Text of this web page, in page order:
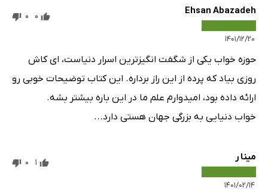
Ehsan Abazadeh
۱۴۰۱/۱۲/۲۰
0
0
حوزه خواب یکی از شگفت انگیز‌ترین اسرار دنیاست، ‌ای کاش
روزی بیاد که پرده از این راز برداره. این کتاب توضیحات خوبی رو
ارائه داده بود، امیدوارم علم ما در این باره بیشتر بشه.
خواب دنیایی به بزرگی جهان هستی دارد...
مینا ر
۱۴۰۱/۰۲/۱۴
1
0